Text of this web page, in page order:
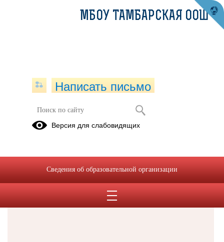
МБОУ ТАМБАРСКАЯ ООШ
Написать письмо
Версия для слабовидящих
Сведения об образовательной организации